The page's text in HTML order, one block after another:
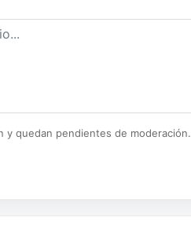
y quedan pendientes de moderación.